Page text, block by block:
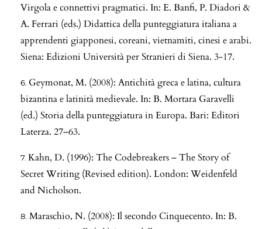
Virgola e connettivi pragmatici. In: E. Banfi, P. Diadori &
A. Ferrari (eds.) Didattica della punteggiatura italiana a
apprendenti giapponesi, coreani, vietnamiti, cinesi e arabi.
Siena: Edizioni Università per Stranieri di Siena. 3-17.
Geymonat, M. (2008): Antichità greca e latina, cultura
bizantina e latinità medievale. In: B. Mortara Garavelli
(ed.) Storia della punteggiatura in Europa. Bari: Editori
Laterza. 27–63.
Kahn, D. (1996): The Codebreakers – The Story of
Secret Writing (Revised edition). London: Weidenfeld
and Nicholson.
Maraschio, N. (2008): Il secondo Cinquecento. In: B.